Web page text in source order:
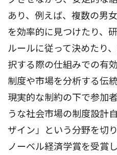
あり、例えば、複数の男
を効率的に見つけたり、
ルールに従って決めたり
択する際の仕組みでの有
制度や市場を分析する伝
現実的な制約の下で参加
うな社会市場の制度設計
ザイン」という分野を切
ノーベル経済学賞を受賞し